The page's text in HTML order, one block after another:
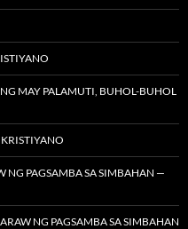
MAY PALAMUTI, BUHOL-BUHOL
NG PAGSAMBA SA SIMBAHAN —
NG PAGSAMBA SA SIMBAHAN